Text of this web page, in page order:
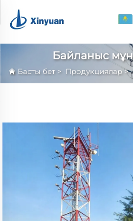
Байланыс
Басты бет > Продукциялар>